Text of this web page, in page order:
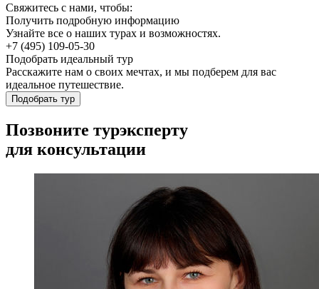
Свяжитесь с нами, чтобы:
Получить подробную информацию
Узнайте все о наших турах и возможностях.
+7 (495) 109-05-30
Подобрать идеальный тур
Расскажите нам о своих мечтах, и мы подберем для вас
идеальное путешествие.
Подобрать тур
Позвоните турэксперту
для консультации